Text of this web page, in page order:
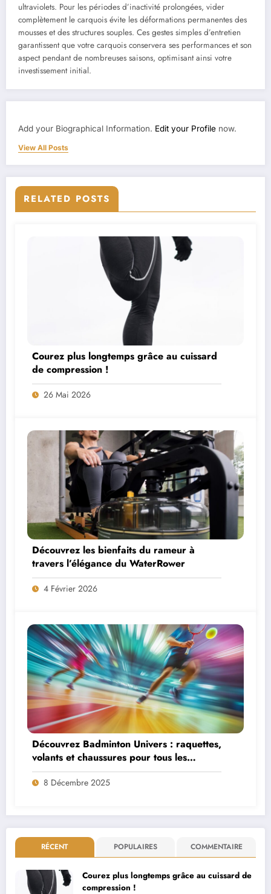
ultraviolets. Pour les périodes d’inactivité prolongées, vider
complètement le carquois évite les déformations permanentes des
mousses et des structures souples. Ces gestes simples d’entretien
garantissent que votre carquois conservera ses performances et son
aspect pendant de nombreuses saisons, optimisant ainsi votre
investissement initial.
Add your Biographical Information. Edit your Profile now.
View All Posts
RELATED POSTS
Courez plus longtemps grâce au cuissard
de compression !
26 Mai 2026
Découvrez les bienfaits du rameur à
travers l’élégance du WaterRower
4 Février 2026
Découvrez Badminton Univers : raquettes,
volants et chaussures pour tous les
niveaux
8 Décembre 2025
RÉCENT POPULAIRES COMMENTAIRE
Courez plus longtemps grâce au cuissard de
compression !